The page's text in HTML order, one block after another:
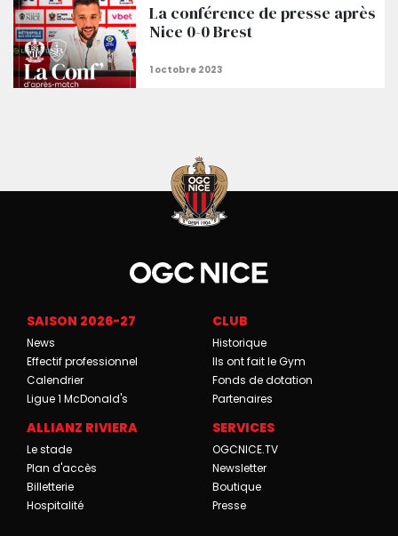
La conférence de presse après
Nice 0-0 Brest
SAISON 2026-27
News
Effectif professionnel
Calendrier
Ligue 1 McDonald's
CLUB
Historique
Ils ont fait le Gym
Fonds de dotation
Partenaires
ALLIANZ RIVIERA
Le stade
Plan d'accès
Billetterie
Hospitalité
SERVICES
OGCNICE.TV
Newsletter
Boutique
Presse